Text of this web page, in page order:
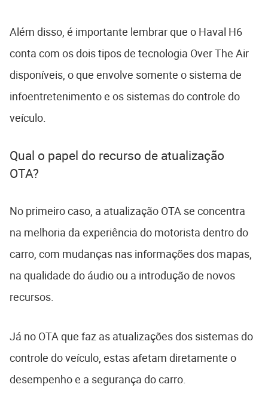
Além disso, é importante lembrar que o Haval H6
conta com os dois tipos de tecnologia Over The Air
disponíveis, o que envolve somente o sistema de
infoentretenimento e os sistemas do controle do
veículo.
Qual o papel do recurso de atualização
OTA?
No primeiro caso, a atualização OTA se concentra
na melhoria da experiência do motorista dentro do
carro, com mudanças nas informações dos mapas,
na qualidade do áudio ou a introdução de novos
recursos.
Já no OTA que faz as atualizações dos sistemas do
controle do veículo, estas afetam diretamente o
desempenho e a segurança do carro.